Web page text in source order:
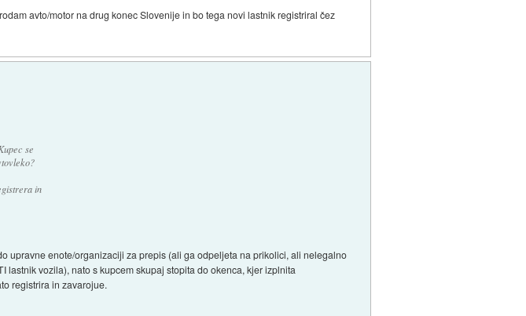
avto/motor na drug konec Slovenije in bo tega novi lastnik registriral čez
se
in
upravne enote/organizaciji za prepis (ali ga odpeljeta na prikolici, ali nelegalno
vozila), nato s kupcem skupaj stopita do okenca, kjer izplnita
registrira in zavarojue.